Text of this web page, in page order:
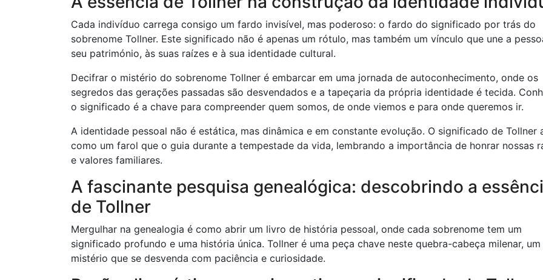
Cada indivíduo carrega consigo um fardo invisível, mas poderoso: o fardo do significado por trás do
sobrenome Tollner. Este significado não é apenas um rótulo, mas também um vínculo que une a
seu património, às suas raízes e à sua identidade cultural.
Decifrar o mistério do sobrenome Tollner é embarcar em uma jornada de autoconhecimento, onde os
segredos das gerações passadas são desvendados e a tapeçaria da própria identidade é tecida.
o significado é a chave para compreender quem somos, de onde viemos e para onde queremos ir.
A identidade pessoal não é estática, mas dinâmica e em constante evolução. O significado de Tollner
como um farol que o guia durante a tempestade da vida, lembrando a importância de honrar nossas
e valores familiares.
A fascinante pesquisa genealógica: descobrindo a
de Tollner
Mergulhar na genealogia é como abrir um livro de história pessoal, onde cada sobrenome tem um
significado profundo e uma história única. Tollner é uma peça chave neste quebra-cabeça milenar, um
mistério que se desvenda com paciência e curiosidade.